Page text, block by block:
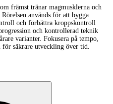
främst tränar magmusklerna och
används för att bygga
och förbättra kroppskontroll
och kontrollerad teknik
varianter. Fokusera på tempo,
säkrare utveckling över tid.